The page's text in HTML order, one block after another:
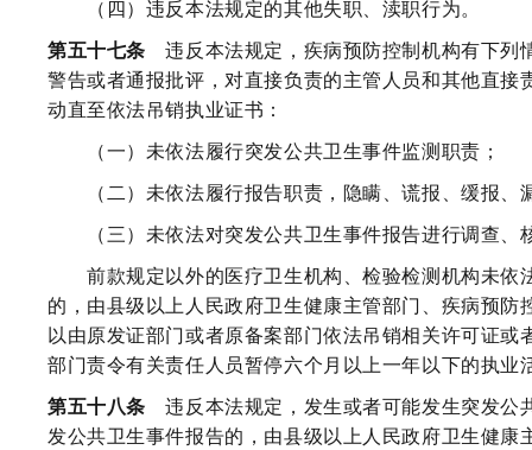
（四）违反本法规定的其他失职、渎职行为。
第五十七条 违反本法规定，疾病预防控制机构有下列
警告或者通报批评，对直接负责的主管人员和其他直
动直至依法吊销执业证书：
（一）未依法履行突发公共卫生事件监测职责；
（二）未依法履行报告职责，隐瞒、谎报、缓报、
（三）未依法对突发公共卫生事件报告进行调查、
前款规定以外的医疗卫生机构、检验检测机构未依
的，由县级以上人民政府卫生健康主管部门、疾病预
以由原发证部门或者原备案部门依法吊销相关许可证
部门责令有关责任人员暂停六个月以上一年以下的执业
第五十八条 违反本法规定，发生或者可能发生突发公
发公共卫生事件报告的，由县级以上人民政府卫生健